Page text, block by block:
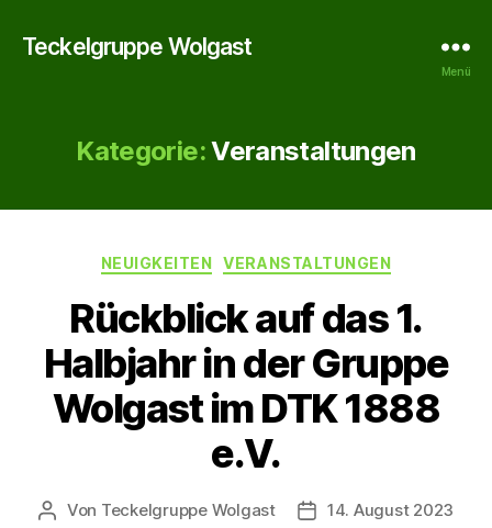
Teckelgruppe Wolgast
Menü
Kategorie:Veranstaltungen
Kategorien
NEUIGKEITEN VERANSTALTUNGEN
Rückblick auf das 1.
Halbjahr in der Gruppe
Wolgast im DTK 1888
e.V.
Beitragsautor
Von Teckelgruppe Wolgast 14. August 2023